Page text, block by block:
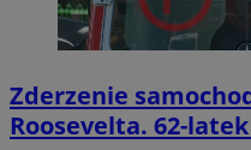
Zderzenie
Roosevelta. 62-